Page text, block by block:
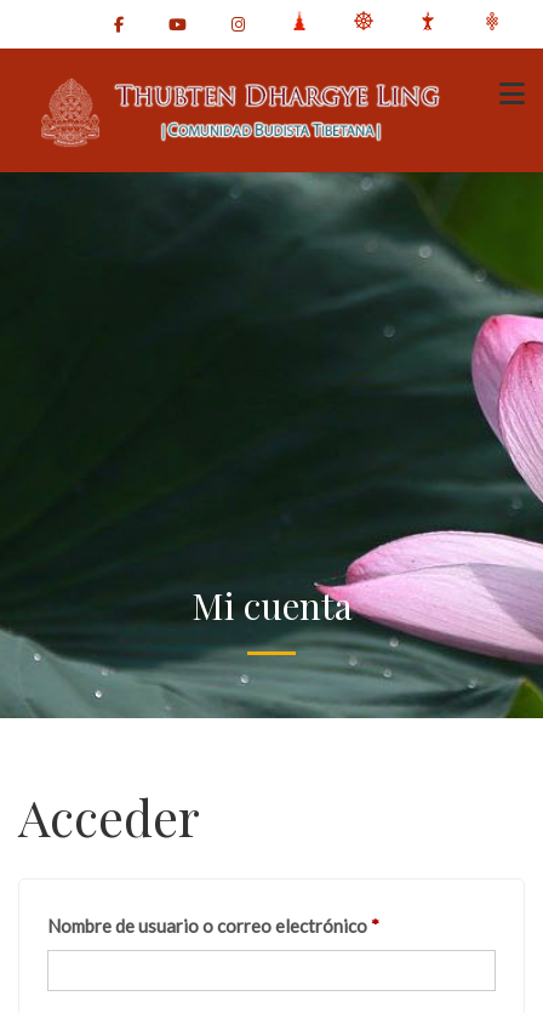
Mi cuenta
Acceder
Nombre de usuario o correo electrónico*